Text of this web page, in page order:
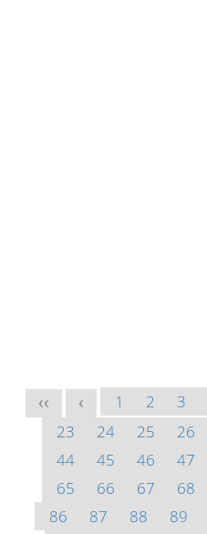
<< < 1 2 3
23
24 25 26
44
45 46 47
65
66 67 68
86
87 88 89